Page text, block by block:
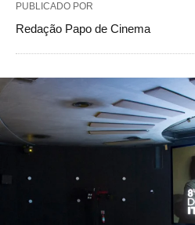
PUBLICADO POR
Redação Papo de Cinema